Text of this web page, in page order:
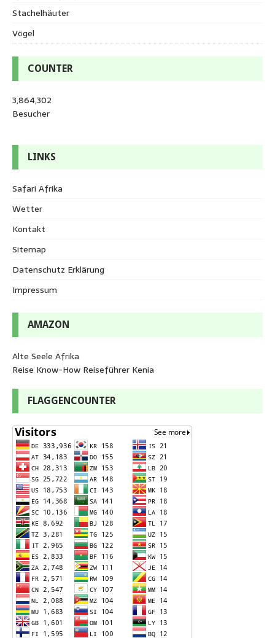
Stachelhäuter
Vögel
COUNTER
3,864,302
Besucher
LINKS
Safari Afrika
Wetter
Kontakt
Sitemap
Datenschutz Erklärung
Impressum
AMAZON
Alte Seele Afrika
Reise Know-How Reiseführer Kenia
FLAGGENCOUNTER